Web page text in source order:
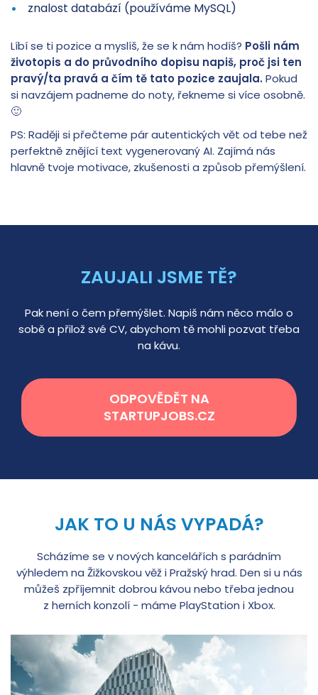
znalost databází (používáme MySQL)
Líbí se ti pozice a myslíš, že se k nám hodíš? Pošli nám
životopis a do průvodního dopisu napiš, proč jsi ten
pravý/ta pravá a čím tě tato pozice zaujala. Pokud
si navzájem padneme do noty, řekneme si více osobně.
🙂
PS: Raději si přečteme pár autentických vět od tebe než
perfektně znějící text vygenerovaný AI. Zajímá nás
hlavně tvoje motivace, zkušenosti a způsob přemýšlení.
ZAUJALI JSME TĚ?
Pak není o čem přemýšlet. Napiš nám něco málo o
sobě a přilož své CV, abychom tě mohli pozvat třeba
na kávu.
ODPOVĚDĚT NA
STARTUPJOBS.CZ
JAK TO U NÁS VYPADÁ?
Scházíme se v nových kancelářích s parádním
výhledem na Žižkovskou věž i Pražský hrad. Den si u nás
můžeš zpříjemnit dobrou kávou nebo třeba jednou
z herních konzolí - máme PlayStation i Xbox.